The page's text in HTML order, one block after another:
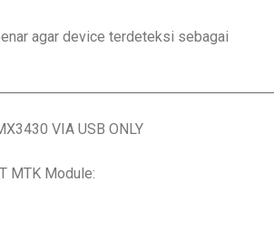
agar device terdeteksi sebagai
VIA USB ONLY
MTK Module: